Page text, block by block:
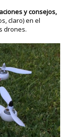
y consejos,
claro) en el
drones.